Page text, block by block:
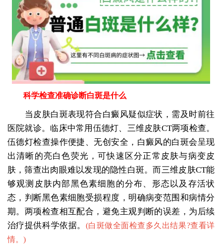
科学检查准确诊断白斑是什么
当皮肤白斑表现符合白癜风疑似症状，需及时前往
医院就诊。临床中常用伍德灯、三维皮肤CT两项检查。
伍德灯检查操作便捷、无创安全，白癜风的白斑会呈现
出清晰的亮白色荧光，可快速区分正常皮肤与病变皮
肤，筛查出肉眼难以发现的隐性白斑。而三维皮肤CT能
够观测皮肤内部黑色素细胞的分布、形态以及存活状
态，判断黑色素细胞受损程度，明确病变范围和病情分
期。两项检查相互配合，避免主观判断的误差，为后续
治疗提供科学依据。 (白斑做全面检查多久出结果?查看详
情。 )